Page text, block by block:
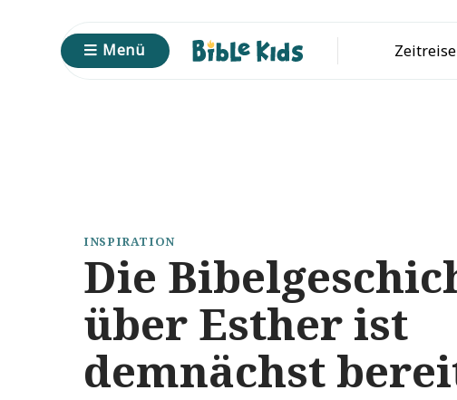
Menü Zeitreise
INSPIRATION
Die
über Esther ist
demnächst